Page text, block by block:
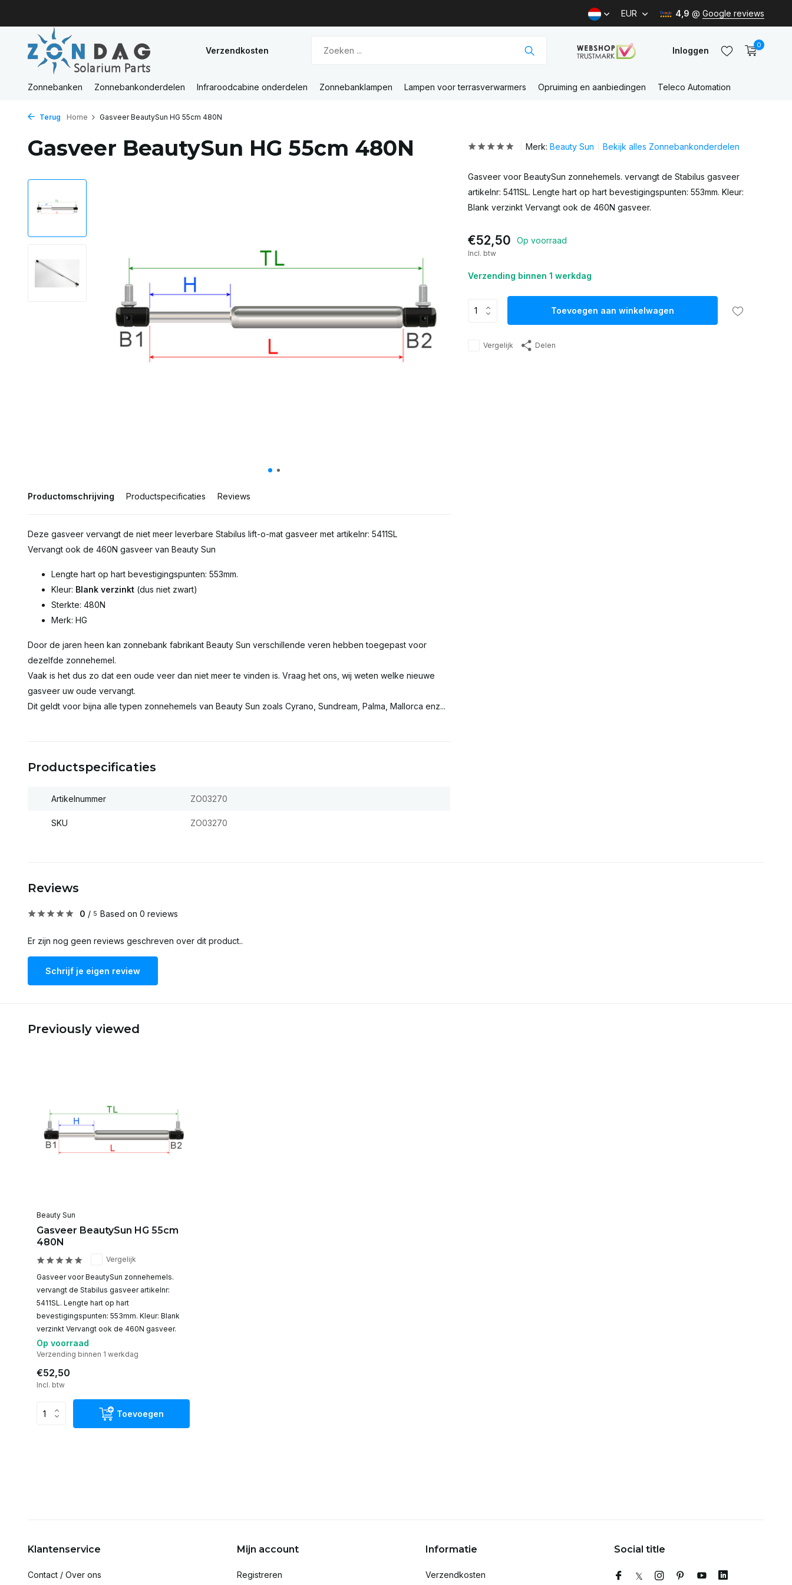
EUR 4,9 @ Google reviews
Verzendkosten Inloggen
Account
0
Zonnebanken Zonnebankonderdelen Infraroodcabine onderdelen Zonnebanklampen Lampen voor terrasverwarmers Opruiming en aanbiedingen Teleco Automation
Terug Home Gasveer BeautySun HG 55cm 480N
Gasveer BeautySun HG 55cm 480N
Productomschrijving Productspecificaties Reviews
Deze gasveer vervangt de niet meer leverbare Stabilus lift-o-mat gasveer met artikelnr: 5411SL
Vervangt ook de 460N gasveer van Beauty Sun
Lengte hart op hart bevestigingspunten: 553mm.
Kleur: Blank verzinkt (dus niet zwart)
Sterkte: 480N
Merk: HG
Door de jaren heen kan zonnebank fabrikant Beauty Sun verschillende veren hebben toegepast voor
dezelfde zonnehemel.
Vaak is het dus zo dat een oude veer dan niet meer te vinden is. Vraag het ons, wij weten welke nieuwe
gasveer uw oude vervangt.
Dit geldt voor bijna alle typen zonnehemels van Beauty Sun zoals Cyrano, Sundream, Palma, Mallorca enz...
Productspecificaties
Artikelnummer ZO03270
SKU ZO03270
Merk: Beauty Sun Bekijk alles Zonnebankonderdelen
Gasveer voor BeautySun zonnehemels. vervangt de Stabilus gasveer
artikelnr: 5411SL. Lengte hart op hart bevestigingspunten: 553mm. Kleur:
Blank verzinkt Vervangt ook de 460N gasveer.
€52,50 Op voorraad
Incl. btw
Verzending binnen 1 werkdag
Toevoegen aan winkelwagen
Vergelijk Delen
Reviews
0 / 5 Based on 0 reviews
Er zijn nog geen reviews geschreven over dit product..
Schrijf je eigen review
Previously viewed
Beauty Sun
Gasveer BeautySun HG 55cm
480N
Vergelijk
Gasveer voor BeautySun zonnehemels.
vervangt de Stabilus gasveer artikelnr:
5411SL. Lengte hart op hart
bevestigingspunten: 553mm. Kleur: Blank
verzinkt Vervangt ook de 460N gasveer.
Op voorraad
Verzending binnen 1 werkdag
€52,50
Incl. btw
Toevoegen
Klantenservice
Contact / Over ons
Mijn account
Registreren
Informatie
Verzendkosten
Social title